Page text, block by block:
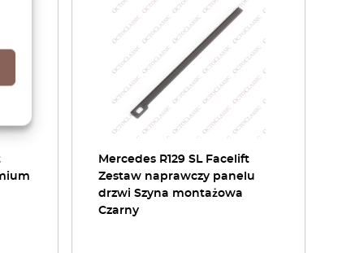
Mercedes R129 SL Facelift
Zestaw naprawczy panelu
drzwi Szyna montażowa
Czarny